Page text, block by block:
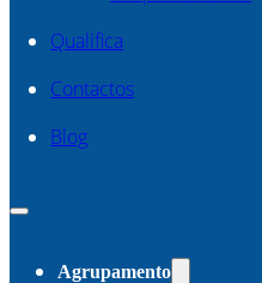
Qualifica
Contactos
Blog
Agrupamento